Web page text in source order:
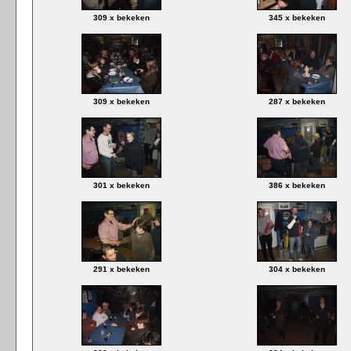
309 x bekeken 345 x bekeken
309 x bekeken 287 x bekeken
301 x bekeken 386 x bekeken
291 x bekeken 304 x bekeken